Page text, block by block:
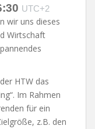
UTC+2
wir uns dieses
Wirtschaft
HTW das
Im Rahmen
für ein
z.B. den